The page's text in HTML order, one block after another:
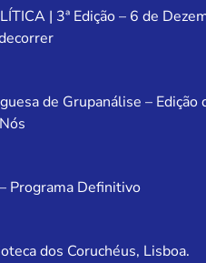
| 3ª Edição – 6 de
de Grupanálise – Edição
Programa Definitivo
dos Coruchéus, Lisboa.